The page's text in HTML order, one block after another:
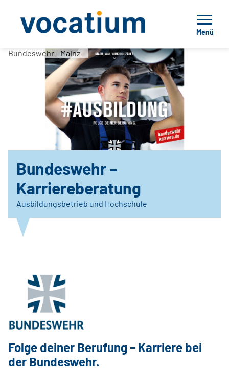
Menü
Bundeswehr - Mainz
Bundeswehr –
Karriereberatung
Ausbildungsbetrieb und Hochschule
Folge deiner Berufung – Karriere bei
der Bundeswehr.